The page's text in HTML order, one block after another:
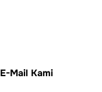
E-Mail Kami